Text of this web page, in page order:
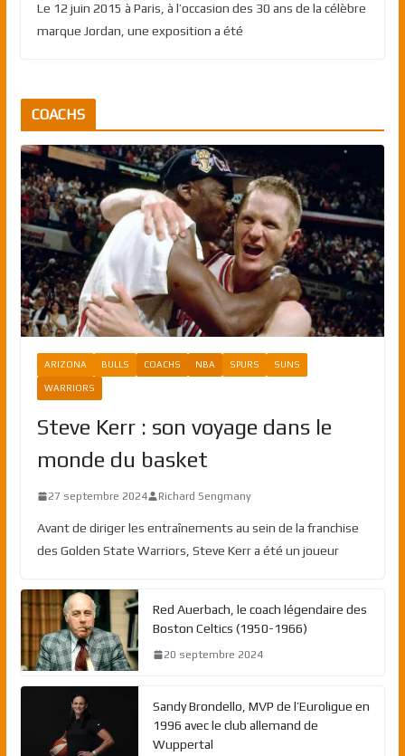
Le 12 juin 2015 à Paris, à l’occasion des 30 ans de la célèbre
marque Jordan, une exposition a été
COACHS
ARIZONA BULLS COACHS NBA SPURS SUNS
WARRIORS
Steve Kerr : son voyage dans le
monde du basket
27 septembre 2024 Richard Sengmany
Avant de diriger les entraînements au sein de la franchise
des Golden State Warriors, Steve Kerr a été un joueur
Red Auerbach, le coach légendaire des
Boston Celtics (1950-1966)
20 septembre 2024
Sandy Brondello, MVP de l’Euroligue en
1996 avec le club allemand de
Wuppertal